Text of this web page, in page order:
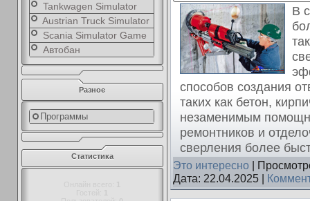
Tankwagen Simulator
Austrian Truck Simulator
Scania Simulator Game
Автобан
Разное
Программы
Статистика
В
способов создания
таких как бетон,
незаменимым
ремонтников и
сверления более
Это интересно|
Дата: 22.04.2025|